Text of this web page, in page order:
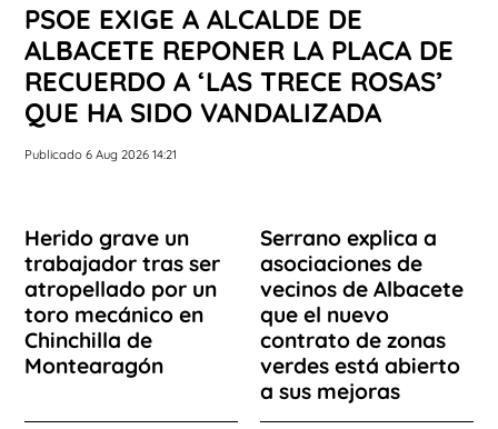
PSOE EXIGE A ALCALDE DE
ALBACETE REPONER LA PLACA DE
RECUERDO A ‘LAS TRECE ROSAS’
QUE HA SIDO VANDALIZADA
Publicado 6 Aug 2026 14:21
Herido grave un
trabajador tras ser
atropellado por un
toro mecánico en
Chinchilla de
Montearagón
Serrano explica a
asociaciones de
vecinos de Albacete
que el nuevo
contrato de zonas
verdes está abierto
a sus mejoras